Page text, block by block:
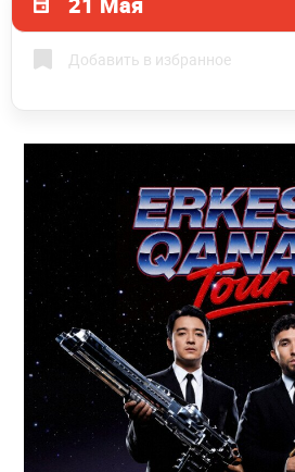
Добавить в избранное